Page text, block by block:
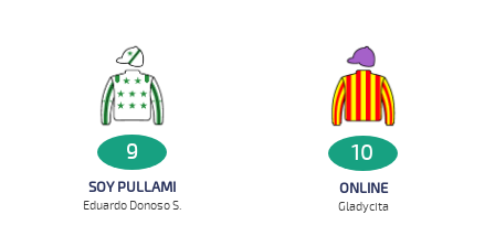
9
SOY PULLAMI
Eduardo Donoso S.
10
ONLINE
Gladycita